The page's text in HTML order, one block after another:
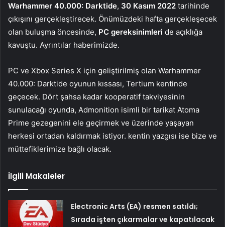
Warhammer 40.000: Darktide, 30 Kasım 2022 tarihinde
çıkışını gerçekleştirecek. Önümüzdeki hafta gerçekleşecek
olan buluşma öncesinde, PC gereksinimleri de açıklığa
kavuştu. Ayrıntılar haberimizde.
PC ve Xbox Series X için geliştirilmiş olan Warhammer
40.000: Darktide oyunun kıssası, Tertium kentinde
geçecek. Dört şahsa kadar kooperatif takviyesinin
sunulacağı oyunda, Admonition isimli bir tarikat Atoma
Prime gezegenini ele geçirmek ve üzerinde yaşayan
herkesi ortadan kaldırmak istiyor. kentin yazgısı ise bize ve
müttefiklerimize bağlı olacak.
İlgili Makaleler
Electronic Arts (EA) resmen satıldı;
Sırada işten çıkarmalar ve kapatılacak